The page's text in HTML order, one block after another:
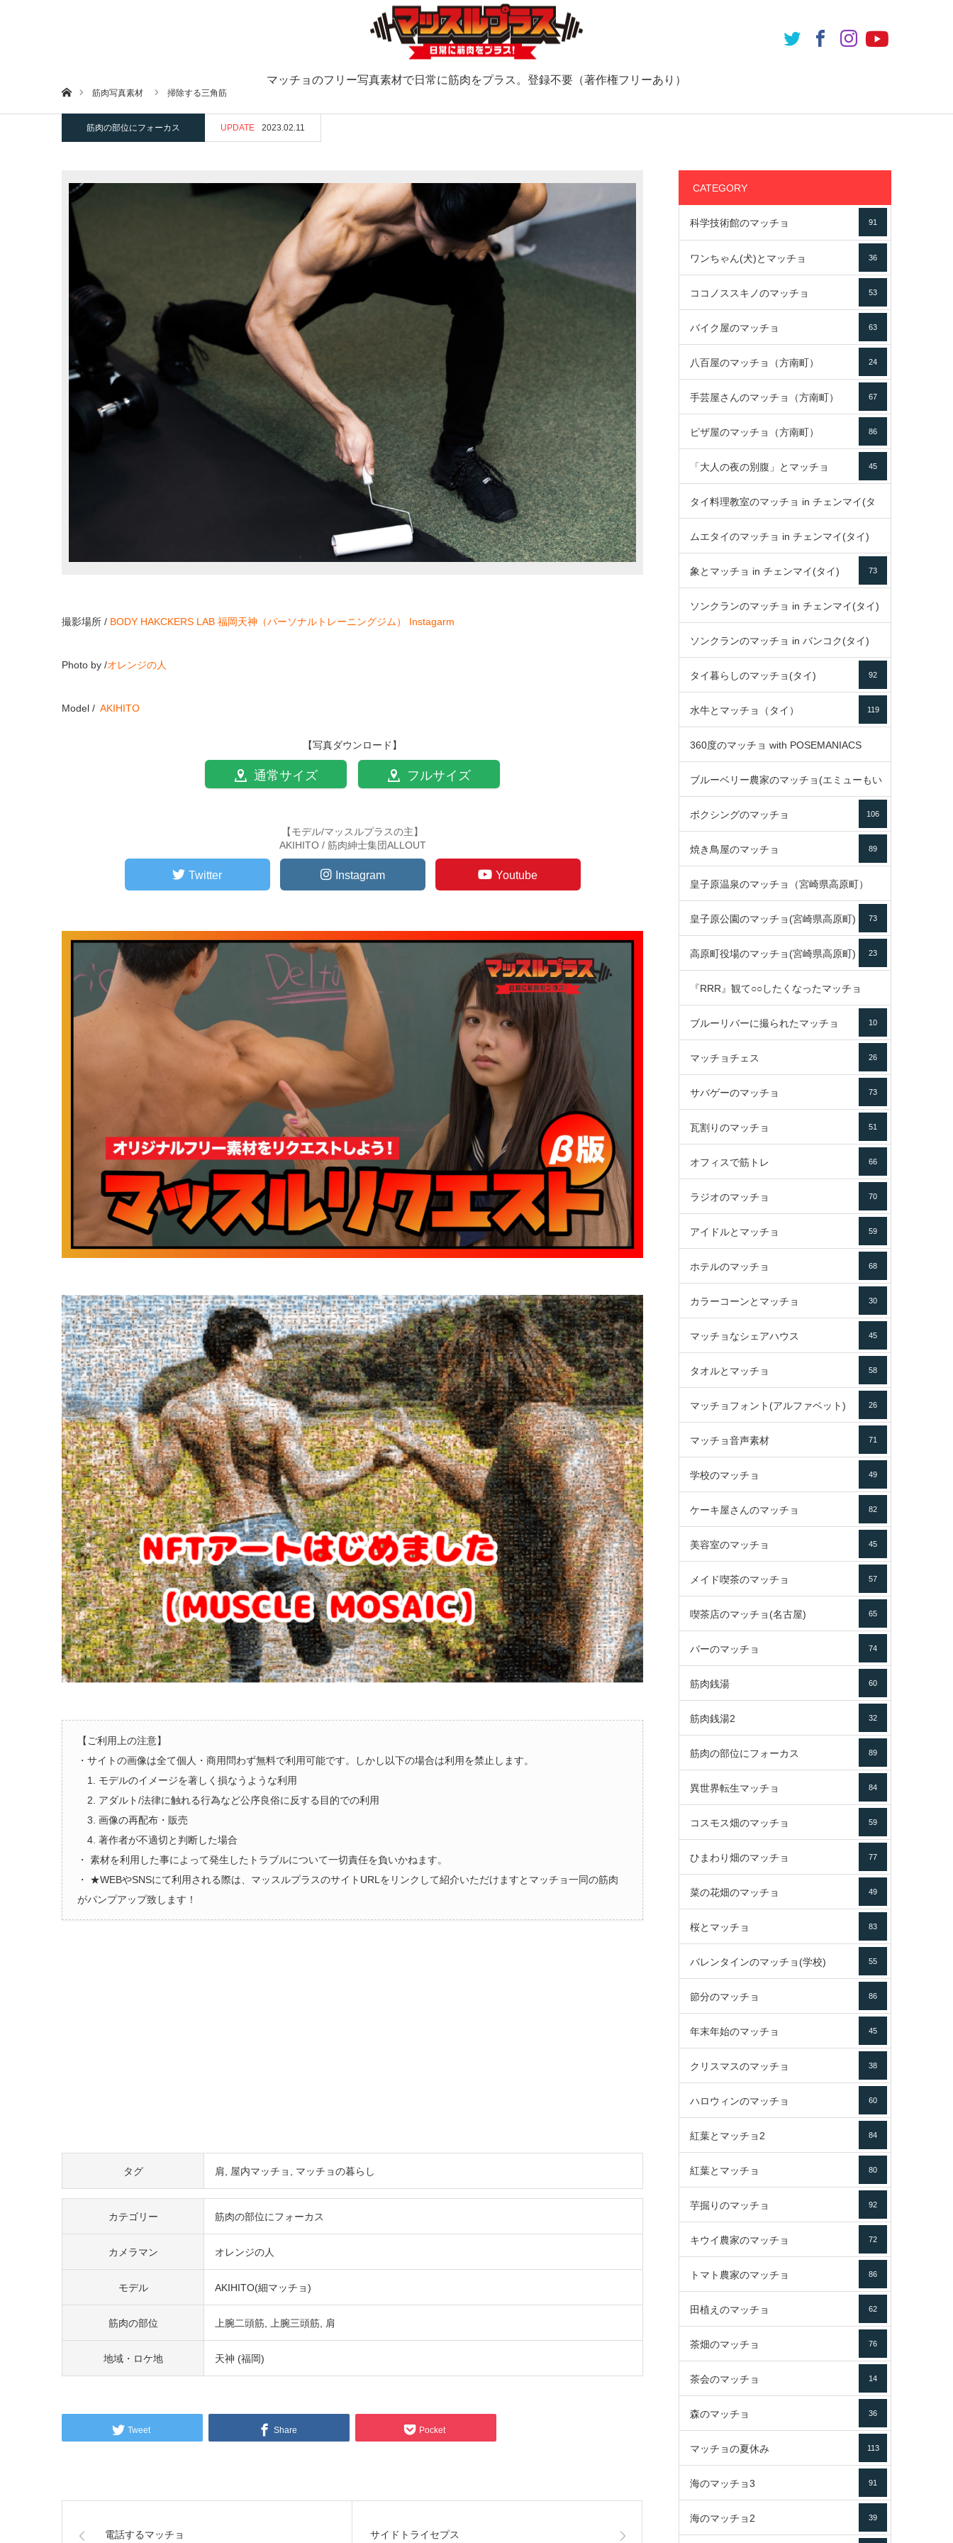
マッチョのフリー写真素材で日常に筋肉をプラス。登録不要（著作権フリーあり）
ホーム筋肉写真素材 掃除する三角筋
筋肉の部位にフォーカス UPDATE 2023.02.11
撮影場所 / BODY HAKCKERS LAB 福岡天神（パーソナルトレーニングジム） Instagarm
Photo by /オレンジの人
Model / AKIHITO
【写真ダウンロード】
通常サイズ フルサイズ
【モデル/マッスルプラスの主】
AKIHITO / 筋肉紳士集団ALLOUT
Twitter Instagram Youtube
【ご利用上の注意】
・サイトの画像は全て個人・商用問わず無料で利用可能です。しかし以下の場合は利用を禁止します。
1. モデルのイメージを著しく損なうような利用
2. アダルト/法律に触れる行為など公序良俗に反する目的での利用
3. 画像の再配布・販売
4. 著作者が不適切と判断した場合
・ 素材を利用した事によって発生したトラブルについて一切責任を負いかねます。
・ ★WEBやSNSにて利用される際は、マッスルプラスのサイトURLをリンクして紹介いただけますとマッチョ一同の筋肉
がパンプアップ致します！
タグ 肩 屋内マッチョ マッチョの暮らし
カテゴリー 筋肉の部位にフォーカス
カメラマン オレンジの人
モデル AKIHITO(細マッチョ)
筋肉の部位 上腕二頭筋 上腕三頭筋 肩
地域・ロケ地 天神 (福岡)
Tweet Share Pocket
電話するマッチョ サイドトライセプス
CATEGORY
科学技術館のマッチョ 91
ワンちゃん(犬)とマッチョ 36
ココノススキノのマッチョ 53
バイク屋のマッチョ 63
八百屋のマッチョ（方南町） 24
手芸屋さんのマッチョ（方南町） 67
ピザ屋のマッチョ（方南町） 86
「大人の夜の別腹」とマッチョ 45
タイ料理教室のマッチョ in チェンマイ(タ
イ)
ムエタイのマッチョ in チェンマイ(タイ)
79
象とマッチョ in チェンマイ(タイ) 73
ソンクランのマッチョ in チェンマイ(タイ)
ソンクランのマッチョ in バンコク(タイ)
85
タイ暮らしのマッチョ(タイ) 92
水牛とマッチョ（タイ） 119
360度のマッチョ with POSEMANIACS
49
ブルーベリー農家のマッチョ(エミューもい
るよ) 72
ボクシングのマッチョ 106
焼き鳥屋のマッチョ 89
皇子原温泉のマッチョ（宮崎県高原町）
133
皇子原公園のマッチョ(宮崎県高原町) 73
高原町役場のマッチョ(宮崎県高原町) 23
『RRR』観て○○したくなったマッチョ
16
ブルーリバーに撮られたマッチョ 10
マッチョチェス 26
サバゲーのマッチョ 73
瓦割りのマッチョ 51
オフィスで筋トレ 66
ラジオのマッチョ 70
アイドルとマッチョ 59
ホテルのマッチョ 68
カラーコーンとマッチョ 30
マッチョなシェアハウス 45
タオルとマッチョ 58
マッチョフォント(アルファベット) 26
マッチョ音声素材 71
学校のマッチョ 49
ケーキ屋さんのマッチョ 82
美容室のマッチョ 45
メイド喫茶のマッチョ 57
喫茶店のマッチョ(名古屋) 65
バーのマッチョ 74
筋肉銭湯 60
筋肉銭湯2 32
筋肉の部位にフォーカス 89
異世界転生マッチョ 84
コスモス畑のマッチョ 59
ひまわり畑のマッチョ 77
菜の花畑のマッチョ 49
桜とマッチョ 83
バレンタインのマッチョ(学校) 55
節分のマッチョ 86
年末年始のマッチョ 45
クリスマスのマッチョ 38
ハロウィンのマッチョ 60
紅葉とマッチョ2 84
紅葉とマッチョ 80
芋掘りのマッチョ 92
キウイ農家のマッチョ 72
トマト農家のマッチョ 86
田植えのマッチョ 62
茶畑のマッチョ 76
茶会のマッチョ 14
森のマッチョ 36
マッチョの夏休み 113
海のマッチョ3 91
海のマッチョ2 39